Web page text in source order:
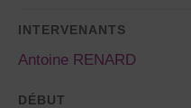
INTERVENANTS
Antoine RENARD
DÉBUT